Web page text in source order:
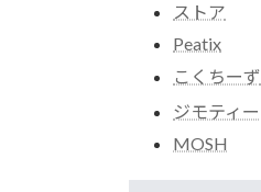
ストア
Peatix
こくちーず
ジモティー
MOSH